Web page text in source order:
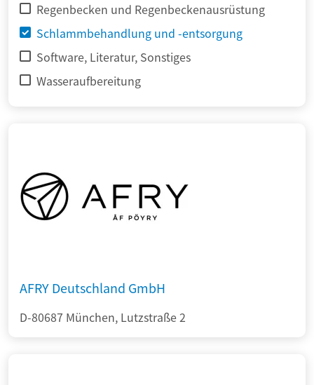
Regenbecken und Regenbeckenausrüstung
Schlammbehandlung und -entsorgung
Software, Literatur, Sonstiges
Wasseraufbereitung
AFRY Deutschland GmbH
D-80687 München, Lutzstraße 2